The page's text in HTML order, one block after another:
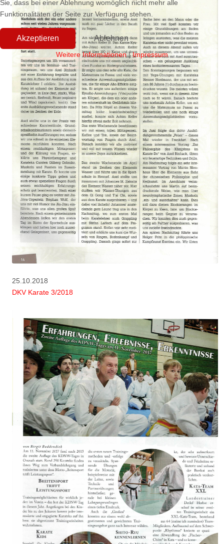
25.10.2018
DKV Karate 3/2018
Sie, dass bei einer Ablehnung womöglich nicht mehr alle
Funktionalitäten der Seite zur Verfügung stehen.
Akzeptieren Ablehnen
Weitere Informationen|Impressum